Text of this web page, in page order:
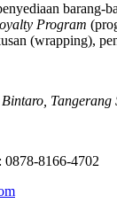
barang-
Program
(wrapping),
Tangerang
8166-4702